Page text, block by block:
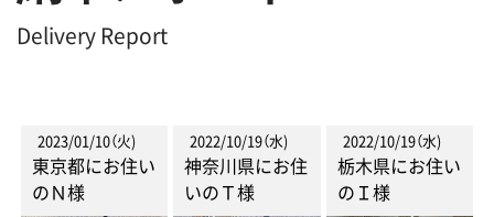
Delivery Report
2023/01/10（火)
東京都にお住い
のＮ様
2022/10/19（水)
神奈川県にお住
いのＴ様
2022/10/19（水)
栃木県にお住い
のＩ様